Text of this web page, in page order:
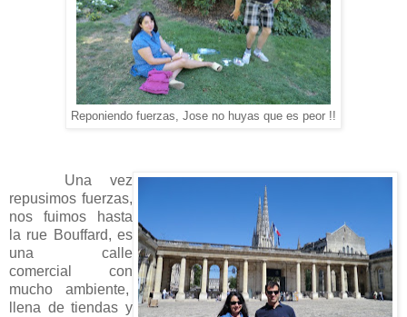
Reponiendo fuerzas, Jose no huyas que es peor !!
Una vez
repusimos fuerzas,
nos fuimos hasta
la rue Bouffard, es
una calle
comercial con
mucho ambiente,
llena de tiendas y